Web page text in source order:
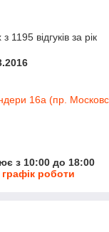
1195 відгуків за рік
16а (пр.
з 10:00 до 18:00
роботи